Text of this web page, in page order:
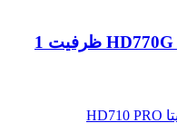
هارد اکسترنال ای دیتا مدل HD770G ظرفیت 1